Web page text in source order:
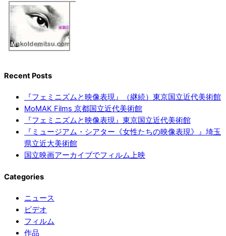
Recent Posts
『フェミニズムと映像表現』（継続）東京国立近代美術館
MoMAK Films 京都国立近代美術館
『フェミニズムと映像表現』東京国立近代美術館
『ミュージアム・シアター《女性たちの映像表現》』埼玉
県立近大美術館
国立映画アーカイブでフィルム上映
Categories
ニュース
ビデオ
フィルム
作品